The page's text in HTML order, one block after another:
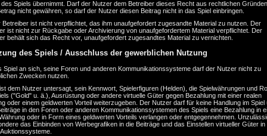
des Spiels übernimmt. Darf der Nutzer dem Betreiber dieses Recht aus rechtlichen
nicht gewähren, so darf der Nutzer diesen Beitrag nicht in das Spiel einbringen.
Betreiber ist nicht verpflichtet, das ihm unaufgefordert zugesandte Material zu nutzen. Der
ist nicht zur Rückgabe oder Archivierung von unaufgefordertem Material verpflichtet. Der
behält sich das Recht vor, unaufgefordert zugesandtes Material zu vernichten.
des Spiels / Ausschluss der gewerblichen Nutzung
Spiel an sich, seine Foren und anderen Kommunikationssysteme darf der Nutzer nicht zu
Zwecken nutzen.
dem Nutzer untersagt, sein Kennwort, Spielerfiguren (Helden), die Spielwährungen und
("Gold" u. ä.), Ausrüstung oder andere virtuelle Güter gegen Bezahlung mit einer realen
oder einem geldwerten Vorteil weiterzugeben. Der Nutzer darf für keine Handlung im Spiel
in den Foren oder anderen Kommunikationssystemen des Spiels eine Bezahlung in
oder in Form eines geldwerten Vorteils verlangen oder entgegennehmen.
das Einbinden von Werbegrafiken in die Beiträge und das Einstellen virtueller Güter in